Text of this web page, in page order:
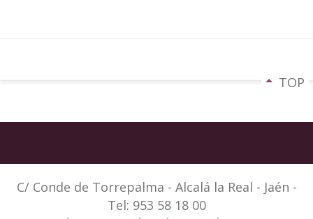
TOP
C/ Conde de Torrepalma - Alcalá la Real - Jaén -
Tel: 953 58 18 00